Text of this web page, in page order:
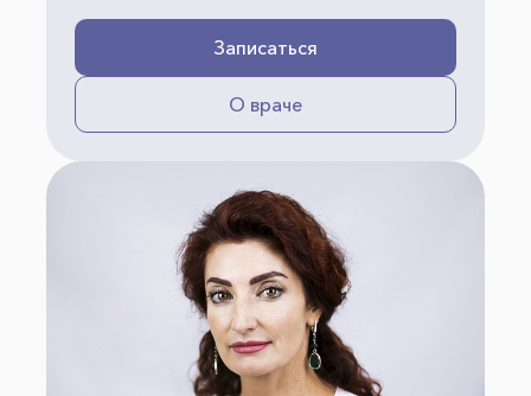
Записаться
О враче